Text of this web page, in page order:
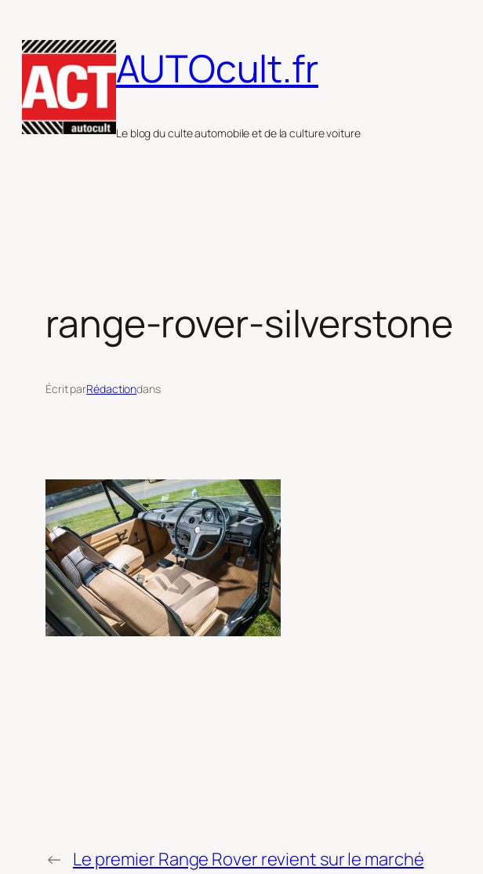
au
contenu
AUTOcult.fr
Le blog du culte automobile et de la culture voiture
range-rover-silverstone
Écrit parRédactiondans
← Le premier Range Rover revient sur le marché